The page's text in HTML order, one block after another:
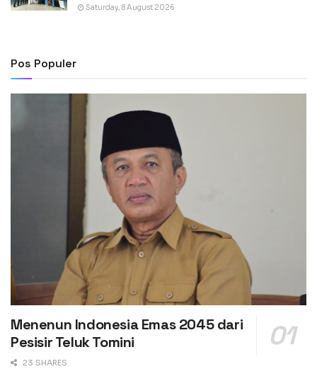
Saturday, 8 August 2026
Pos Populer
Menenun Indonesia Emas 2045 dari
Pesisir Teluk Tomini
23 SHARES